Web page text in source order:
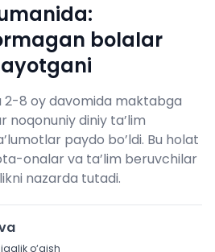
bolalar
2-8 oy davomida maktabga
noqonuniy diniy ta’lim
paydo bo’ldi. Bu holat
onalar va ta’lim beruvchilar
nazarda tutadi.
o‘qish